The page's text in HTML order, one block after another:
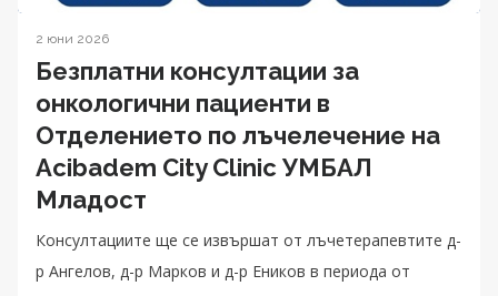
2 юни 2026
Безплатни консултации за
онкологични пациенти в
Отделението по лъчелечение на
Acibadem City Clinic УМБАЛ
Младост
Консултациите ще се извършат от лъчетерапевтите д-
р Ангелов, д-р Марков и д-р Еников в периода от